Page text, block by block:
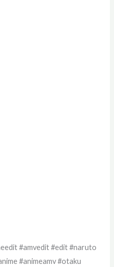
#amvedit #edit #naruto
#animeamv #otaku